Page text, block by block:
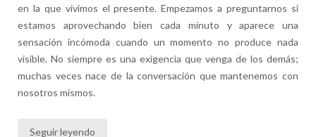
en la que vivimos el presente. Empezamos a preguntarnos si
estamos aprovechando bien cada minuto y aparece una
sensación incómoda cuando un momento no produce nada
visible. No siempre es una exigencia que venga de los demás;
muchas veces nace de la conversación que mantenemos con
nosotros mismos.
Seguir leyendo